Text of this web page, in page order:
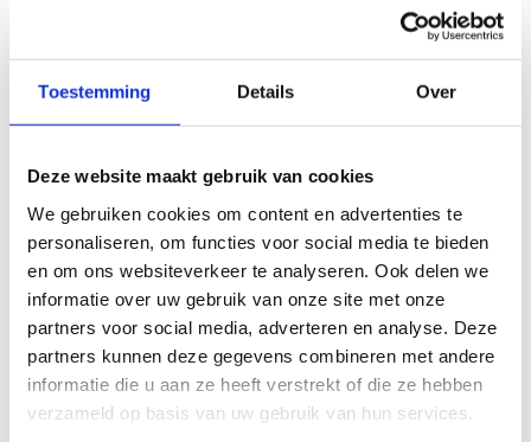
Toestemming Details Over
Deze website maakt gebruik van cookies
We gebruiken cookies om content en advertenties te
personaliseren, om functies voor social media te bieden
en om ons websiteverkeer te analyseren. Ook delen we
informatie over uw gebruik van onze site met onze
partners voor social media, adverteren en analyse. Deze
partners kunnen deze gegevens combineren met andere
informatie die u aan ze heeft verstrekt of die ze hebben
verzameld op basis van uw gebruik van hun services.
Indien van toepassing